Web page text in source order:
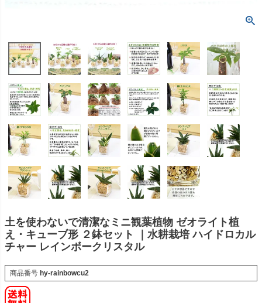
土を使わないで清潔なミニ観葉植物 ゼオライト植
え・キューブ形 ２鉢セット ｜水耕栽培 ハイドロカル
チャー レインボークリスタル
商品番号 hy-rainbowcu2